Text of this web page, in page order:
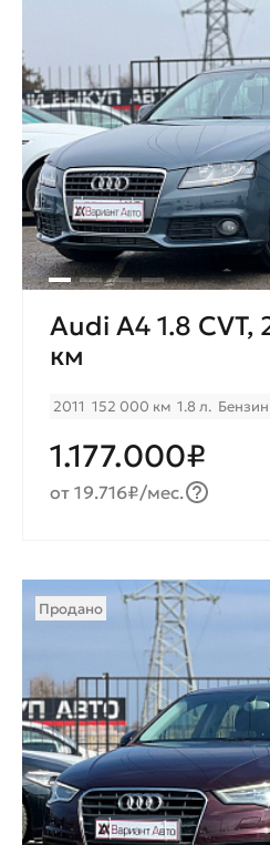
Audi A4 1.8 CVT,
км
2011 152 000 км 1.8 л. Бензин
1.177.000₽
от 19.716₽/мес.
Продано